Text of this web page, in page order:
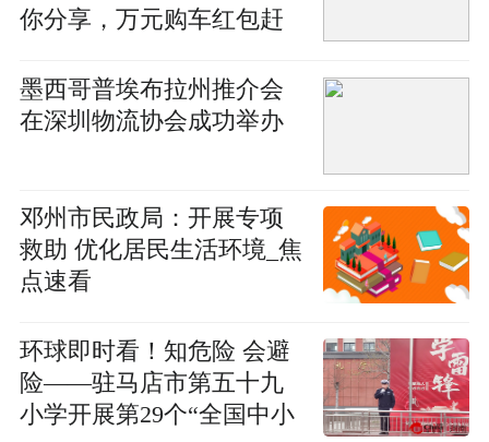
你分享，万元购车红包赶
墨西哥普埃布拉州推介会
在深圳物流协会成功举办
邓州市民政局：开展专项
救助 优化居民生活环境_焦
点速看
环球即时看！知危险 会避
险——驻马店市第五十九
小学开展第29个“全国中小